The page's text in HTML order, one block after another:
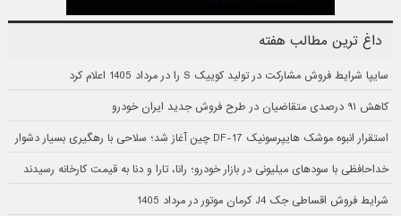
داغ ترین مطالب هفته
سایپا شرایط فروش مشارکت در تولید کوییک S را در مرداد 1405 اعلام کرد
کاهش ۹۱ درصدی متقاضیان در طرح فروش جدید ایران خودرو
استقرار انبوه موشک هایپرسونیک DF-17 چین آغاز شد؛ سلاحی با رهگیری بسیار دشوار
خداحافظی با سودهای میلیونی در بازار خودرو؛ رانا، تارا و دنا به قیمت کارخانه رسیدند
شرایط فروش اقساطی جک J4 کرمان موتور در مرداد 1405